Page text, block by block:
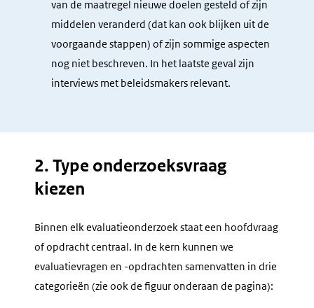
van de maatregel nieuwe doelen gesteld of zijn
middelen veranderd (dat kan ook blijken uit de
voorgaande stappen) of zijn sommige aspecten
nog niet beschreven. In het laatste geval zijn
interviews met beleidsmakers relevant.
2. Type onderzoeksvraag
kiezen
Binnen elk evaluatieonderzoek staat een hoofdvraag
of opdracht centraal. In de kern kunnen we
evaluatievragen en -opdrachten samenvatten in drie
categorieën (zie ook de figuur onderaan de pagina):